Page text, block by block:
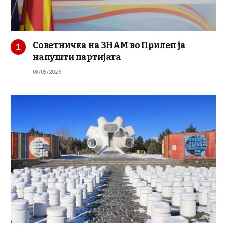
Советничка на ЗНАМ во Прилеп ја
напушти партијата
08/05/2026